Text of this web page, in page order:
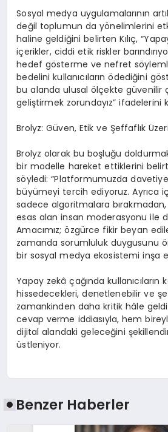
Sosyal medya uygulamalarının artı
değil toplumun da yönelimlerini
haline geldiğini belirten Kılıç,“
içerikler, ciddi etik riskler barındırı
hedef gösterme ve nefret sö
bedelini kullanıcılarınödediğini gö
bu alanda ulusalölçekte güvenilir
geliştirmek zorundayız”ifadelerini
Brolyz: Güven, Etik ve Şeffaflık Ü
Brolyz olarak bu boşluğu
bir modelle hareket ettiklerini
söyledi:“Platformumuzda
büyümeyi tercih ediyoruz. Ayrıca iç
sadece algoritmalara bı
esas alan insan moderasyonu ile
Amacımız;özgürce fikir beyan
zamanda sorumluluk duygusunu ö
bir sosyal medya ekosistemi inşa
Yapay zekâ çağında kullanıcıların
hissedecekleri, denetlenebilir ve ş
zamankinden daha kritik hâle
cevap verme iddiasıyla, hem
dijital alandaki geleceğini ş
üstleniyor.
Benzer Haberler